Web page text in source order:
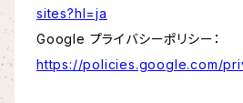
sites?hl=ja
Google プライバシーポリシー：
https://policies.google.com/